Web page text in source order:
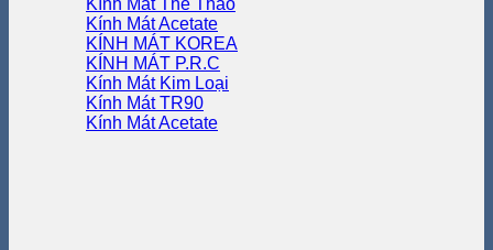
Kính Mát Acetate
KÍNH MÁT KOREA
KÍNH MÁT P.R.C
Kính Mát Kim Loại
Kính Mát TR90
Kính Mát Acetate